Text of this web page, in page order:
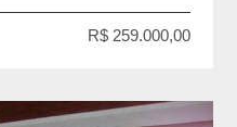
R$ 259.000,00